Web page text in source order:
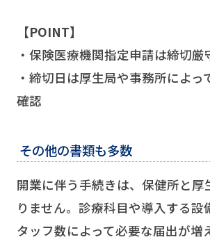
【POINT】
・保険医療機関指定申請は締切厳
・締切日は厚生局や事務所によっ
確認
その他の書類も多数
開業に伴う手続きは、保健所と厚
りません。診療科目や導入する設
タッフ数によって必要な届出が増